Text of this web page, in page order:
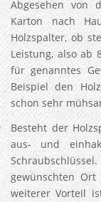
Abgesehen von
Karton nach
Holzspalter, ob
Leistung, also ab
für genanntes
Beispiel den
schon sehr
Besteht der
aus- und
gewünschten
weiterer Vorteil